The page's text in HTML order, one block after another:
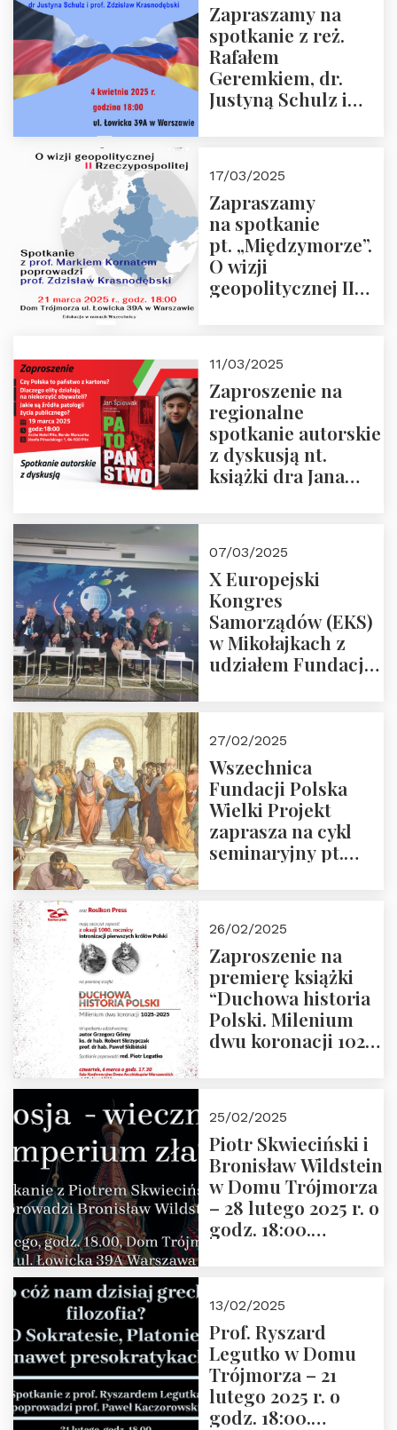
Zapraszamy na
spotkanie z reż.
Rafałem
Geremkiem, dr.
Justyną Schulz i
“Rosja-Niemcy…”
17/03/2025
Zapraszamy
na spotkanie
pt. „Międzymorze”.
O wizji
geopolitycznej II
i prof.
Krasnodębski
11/03/2025
Zaproszenie na
regionalne
spotkanie autorskie
z dyskusją nt.
książki dra Jana
07/03/2025
X Europejski
Kongres
Samorządów (EKS)
w Mikołajkach z
udziałem Fundacji
27/02/2025
Wszechnica
Fundacji Polska
Wielki Projekt
zaprasza na cykl
seminaryjny pt.
26/02/2025
Zaproszenie na
premierę książki
“Duchowa historia
Polski. Milenium
dwu koronacji 1025-
2025 r. godz. 17:30,
DAW ul. Miodowa
17/19
25/02/2025
Piotr Skwieciński i
Bronisław Wildstein
w Domu Trójmorza
– 28 lutego 2025 r. o
godz. 18:00.
13/02/2025
Prof. Ryszard
Legutko w Domu
Trójmorza – 21
lutego 2025 r. o
godz. 18:00.